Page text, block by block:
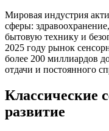
Мировая индустрия
сферы:
бытовую технику и
2025 году рынок
более 200 миллиардов
отдачи и постоянного
Классические
развитие